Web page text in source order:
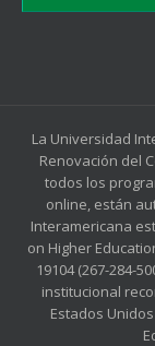
La Universidad
Renovación del
todos los
online, están
Interamericana
on Higher
19104 (267-284-
institucional
Estados